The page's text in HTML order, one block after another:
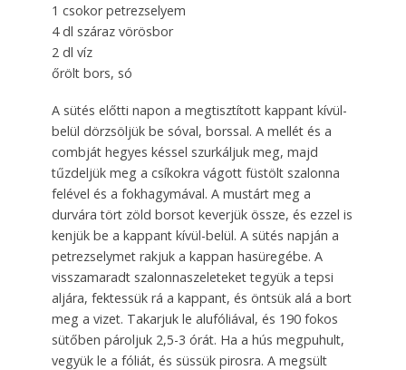
1 csokor petrezselyem
4 dl száraz vörösbor
2 dl víz
őrölt bors, só
A sütés előtti napon a megtisztított kappant kívül-
belül dörzsöljük be sóval, bors­sal. A mellét és a
combját hegyes késsel szurkáljuk meg, majd
tűzdeljük meg a csíkokra vágott füstölt szalonna
felével és a fokhagymával. A mustárt meg a
durvára tört zöld borsot keverjük össze, és ezzel is
kenjük be a kappant kívül-belül. A sütés napján a
pet­re­zselymet rakjuk a kappan hasü­re­gé­be. A
visszamaradt szalonnasze­le­teket tegyük a tepsi
aljára, fektessük rá a kappant, és öntsük alá a bort
meg a vizet. Takarjuk le alufóliával, és 190 fokos
sütőben pároljuk 2,5-3 órát. Ha a hús megpuhult,
vegyük le a fóliát, és süssük pirosra. A megsült